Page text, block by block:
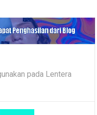
pada Lentera